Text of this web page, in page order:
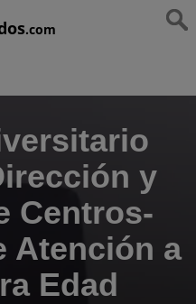
.com
y
Centros-
Atención a
Edad